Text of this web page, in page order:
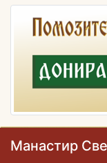
Манастир